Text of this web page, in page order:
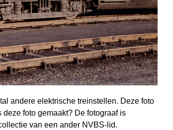
andere elektrische trein­stellen. Deze foto
foto gemaakt? De fotograaf is
van een ander NVBS-lid.